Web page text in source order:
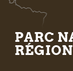
PARC